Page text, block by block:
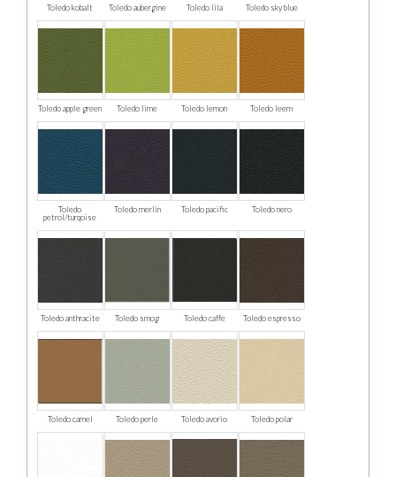
Toledo kobalt Toledo aubergine Toledo lila Toledo sky blue
Toledo apple green Toledo lime Toledo lemon Toledo leem
Toledo
petrol/turqoise
Toledo merlin Toledo pacific Toledo nero
Toledo anthracite Toledo smog Toledo caffe Toledo espresso
Toledo camel Toledo perle Toledo avorio Toledo polar